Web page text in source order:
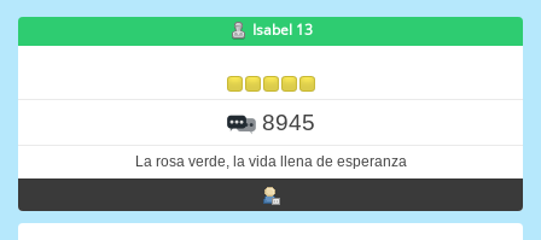
Isabel 13
8945
La rosa verde, la vida llena de esperanza